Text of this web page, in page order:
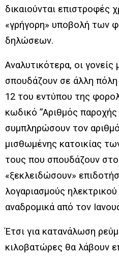
δικαιούνται επιστροφές
«γρήγορη» υποβολή των
δηλώσεων.
Αναλυτικότερα, οι γονείς
σπουδάζουν σε άλλη
12 του εντύπου της
κωδικό ”Αριθμός
συμπληρώσουν τον
μισθωμένης κατοικίας
τους που σπουδάζουν
«ξεκλειδώσουν»
λογαριασμούς
αναδρομικά από τον
Έτσι για κατανάλωση
κιλοβατώρες θα λάβουν